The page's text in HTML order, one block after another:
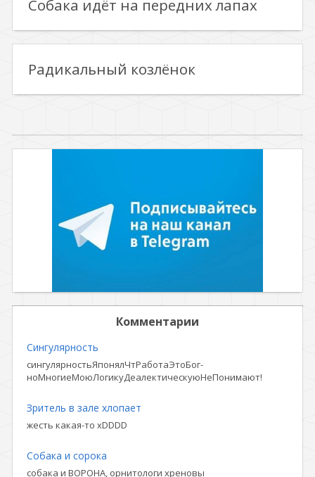
Собака идёт на передних лапах
Радикальный козлёнок
Комментарии
Сингулярность
сингулярностьЯпонялЧтРаботаЭтоБог-
ноМногиеМоюЛогикуДеалектическуюНеПонимают!
Зритель в зале хлопает
жесть какая-то xDDDD
Собака и сорока
собака и ВОРОНА, орнитологи хреновы